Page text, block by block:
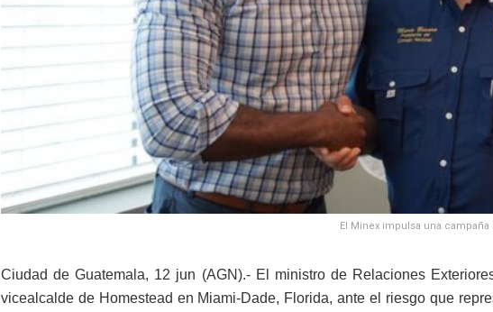
El Minex impulsa una
Ciudad de Guatemala, 12 jun (AGN).- El ministro de Relaciones
vicealcalde de Homestead en Miami-Dade, Florida, ante el riesgo que